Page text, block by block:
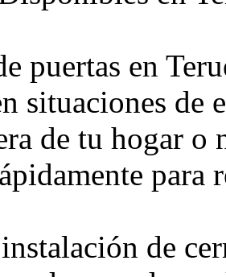
puertas en
situaciones de
de tu hogar o
de